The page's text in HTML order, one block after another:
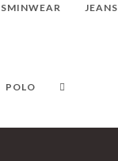
SMINWEAR JEANS
POLO